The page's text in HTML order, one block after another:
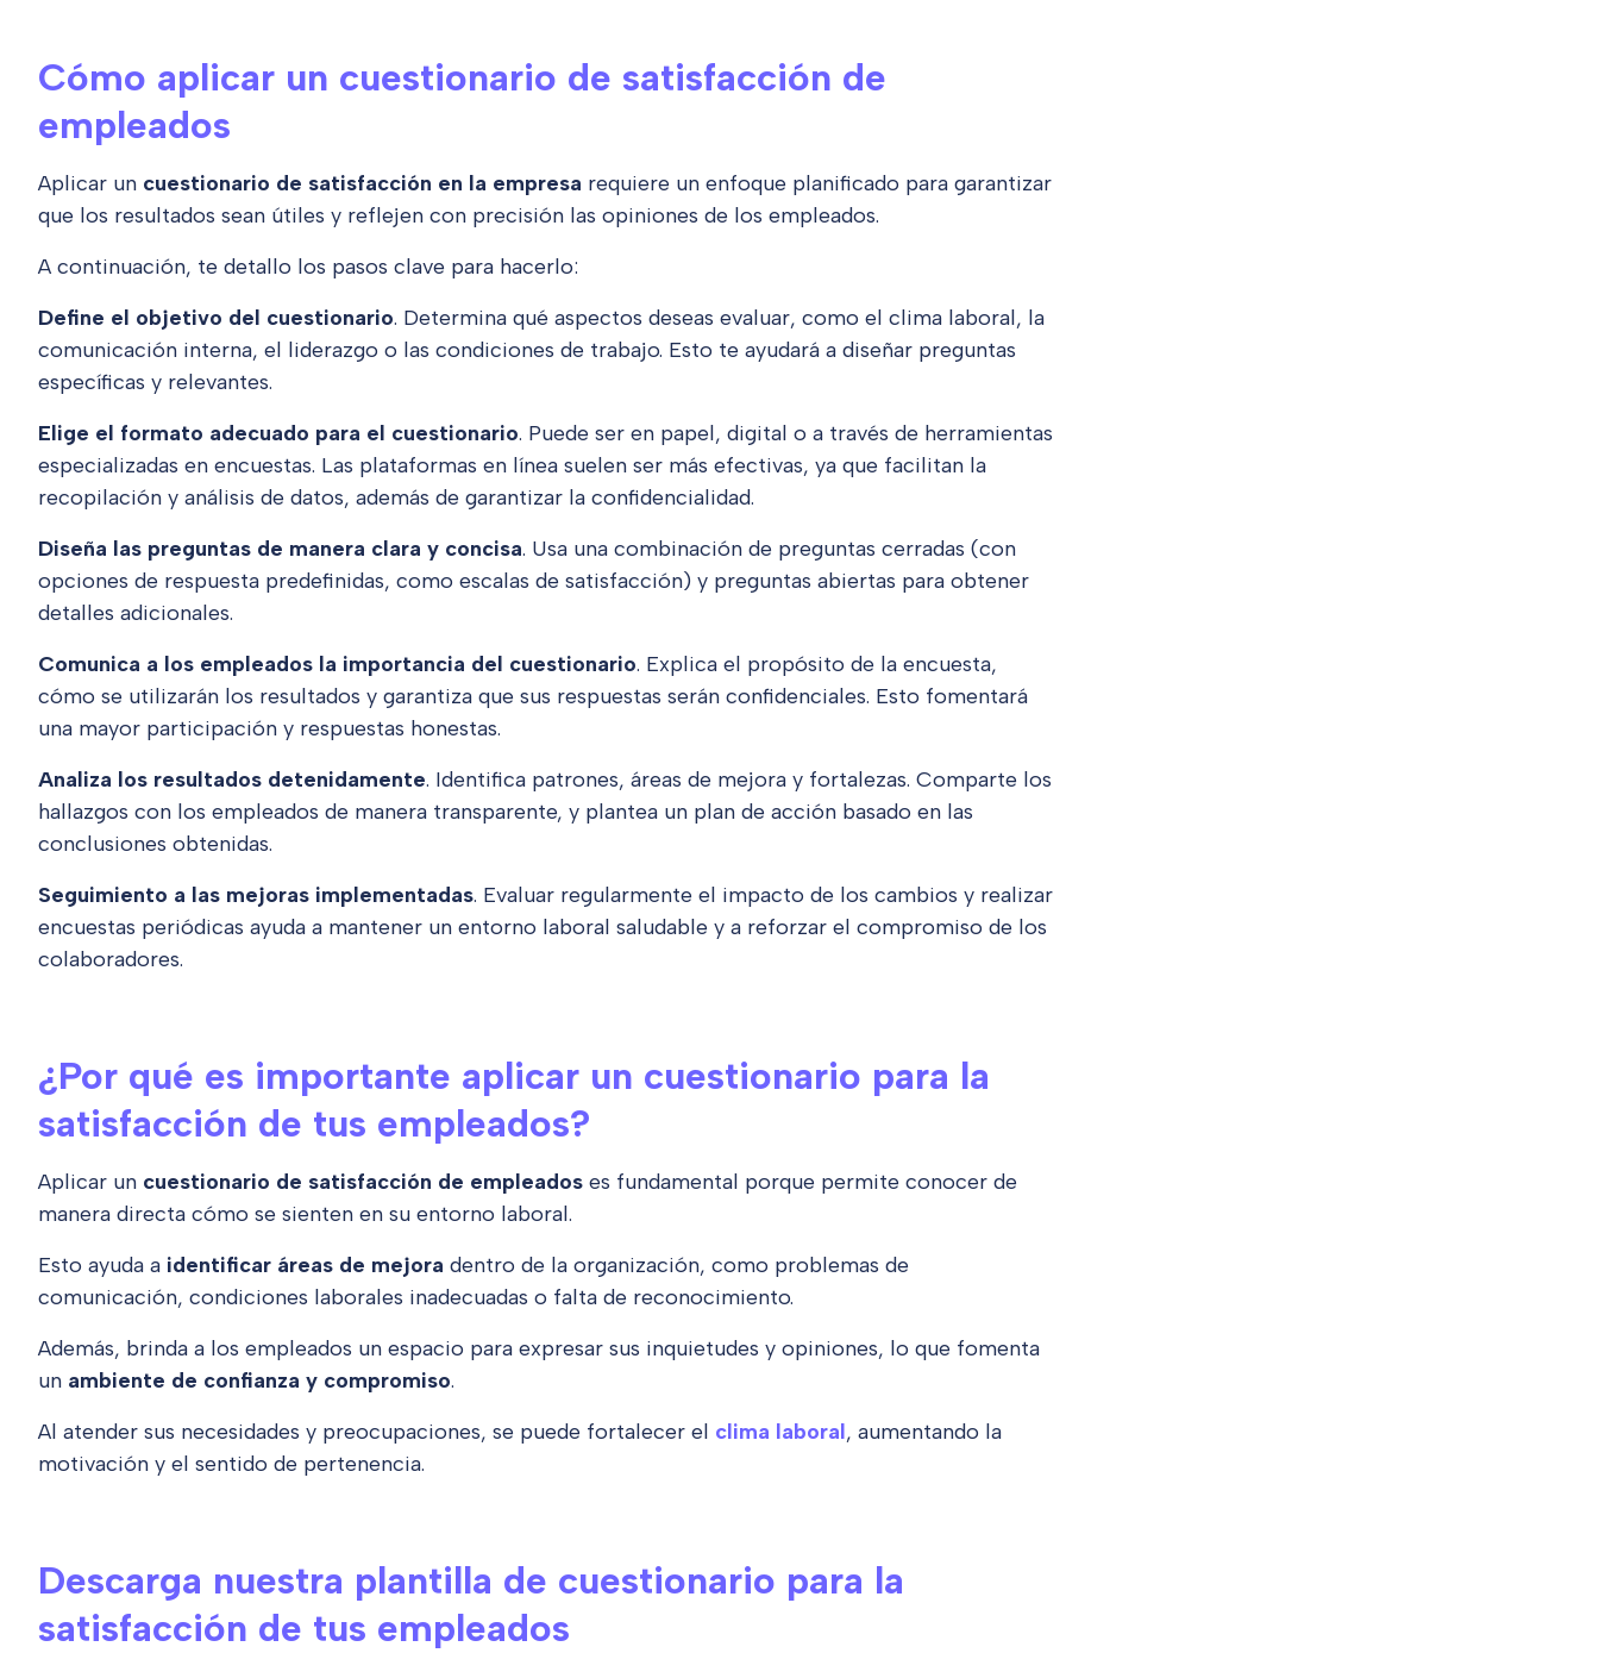
Cómo aplicar un cuestionario de satisfacción de
empleados
Aplicar un cuestionario de satisfacción en la empresa requiere un enfoque planificado para garantizar
que los resultados sean útiles y reflejen con precisión las opiniones de los empleados.
A continuación, te detallo los pasos clave para hacerlo:
Define el objetivo del cuestionario. Determina qué aspectos deseas evaluar, como el clima laboral, la
comunicación interna, el liderazgo o las condiciones de trabajo. Esto te ayudará a diseñar preguntas
específicas y relevantes.
Elige el formato adecuado para el cuestionario. Puede ser en papel, digital o a través de herramientas
especializadas en encuestas. Las plataformas en línea suelen ser más efectivas, ya que facilitan la
recopilación y análisis de datos, además de garantizar la confidencialidad.
Diseña las preguntas de manera clara y concisa. Usa una combinación de preguntas cerradas (con
opciones de respuesta predefinidas, como escalas de satisfacción) y preguntas abiertas para obtener
detalles adicionales.
Comunica a los empleados la importancia del cuestionario. Explica el propósito de la encuesta,
cómo se utilizarán los resultados y garantiza que sus respuestas serán confidenciales. Esto fomentará
una mayor participación y respuestas honestas.
Analiza los resultados detenidamente. Identifica patrones, áreas de mejora y fortalezas. Comparte los
hallazgos con los empleados de manera transparente, y plantea un plan de acción basado en las
conclusiones obtenidas.
Seguimiento a las mejoras implementadas. Evaluar regularmente el impacto de los cambios y realizar
encuestas periódicas ayuda a mantener un entorno laboral saludable y a reforzar el compromiso de los
colaboradores.
¿Por qué es importante aplicar un cuestionario para la
satisfacción de tus empleados?
Aplicar un cuestionario de satisfacción de empleados es fundamental porque permite conocer de
manera directa cómo se sienten en su entorno laboral.
Esto ayuda a identificar áreas de mejora dentro de la organización, como problemas de
comunicación, condiciones laborales inadecuadas o falta de reconocimiento.
Además, brinda a los empleados un espacio para expresar sus inquietudes y opiniones, lo que fomenta
un ambiente de confianza y compromiso.
Al atender sus necesidades y preocupaciones, se puede fortalecer el clima laboral, aumentando la
motivación y el sentido de pertenencia.
Descarga nuestra plantilla de cuestionario para la
satisfacción de tus empleados